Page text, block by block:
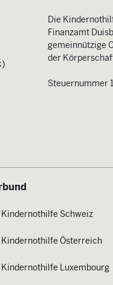
Die
Finanzamt
gemeinnützige
der
Steuernummer
Kindernothilfe Schweiz
Kindernothilfe Österreich
Kindernothilfe Luxembourg